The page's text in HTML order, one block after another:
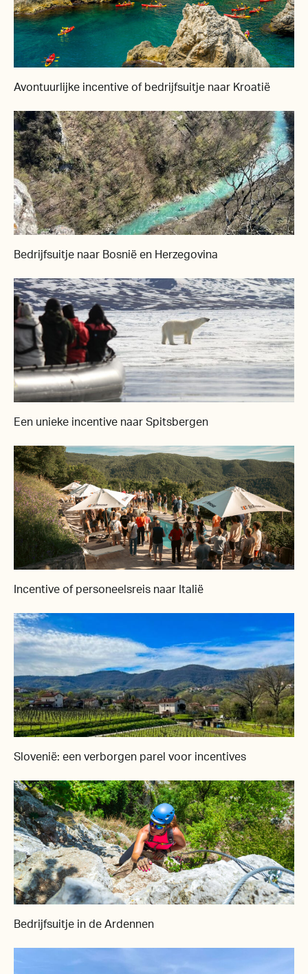
Avontuurlijke incentive of bedrijfsuitje naar Kroatië
Bedrijfsuitje naar Bosnië en Herzegovina
Een unieke incentive naar Spitsbergen
Incentive of personeelsreis naar Italië
Slovenië: een verborgen parel voor incentives
Bedrijfsuitje in de Ardennen